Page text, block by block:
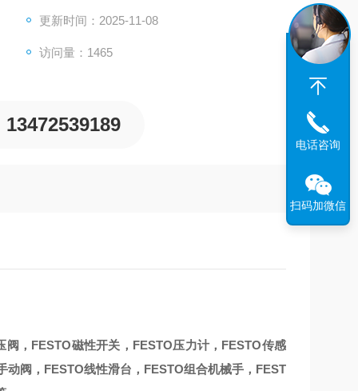
更新时间：2025-11-08
访问量：1465
13472539189
，FESTO磁性开关，FESTO压力计，FESTO传感
阀，FESTO线性滑台，FESTO组合机械手，FEST
电话咨询
扫码加微信